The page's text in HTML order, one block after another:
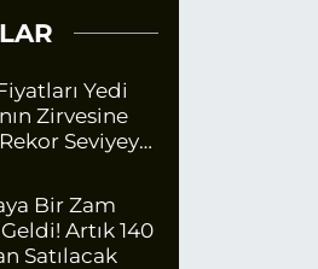
Yedi
Zirvesine
Rekor Seviyeye
Bir Zam
Artık 140
Satılacak